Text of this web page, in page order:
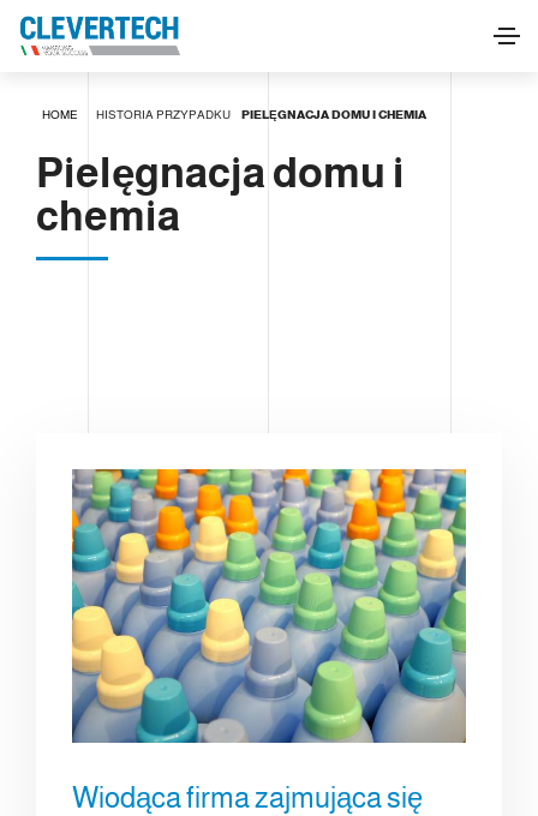
HOME HISTORIA PRZYPADKU PIELĘGNACJA DOMU I CHEMIA
Pielęgnacja domu i
chemia
Wiodąca firma zajmująca się